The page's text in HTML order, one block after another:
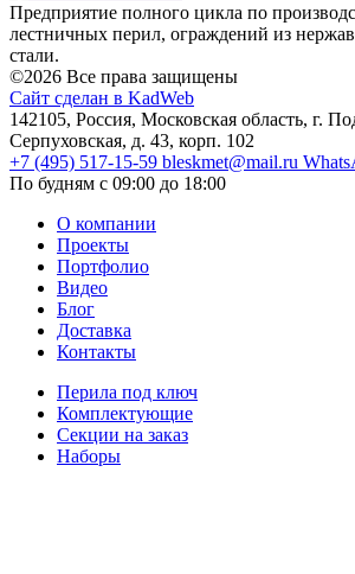
Предприятие полного цикла по
лестничных перил, ограждений из
стали.
©2026 Все права защищены
Сайт сделан в KadWeb
142105, Россия, Московская область, г.
Серпуховская, д. 43, корп. 102
+7 (495) 517-15-59 bleskmet@mail.ru
По будням с 09:00 до 18:00
О компании
Проекты
Портфолио
Видео
Блог
Доставка
Контакты
Перила под ключ
Комплектующие
Секции на заказ
Наборы